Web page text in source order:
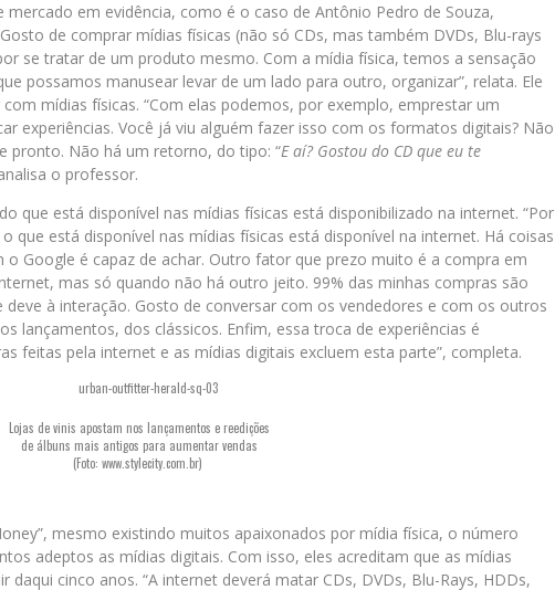
em evidência, como é o caso de Antônio Pedro de Souza,
de comprar mídias físicas (não só CDs, mas também DVDs, Blu-rays
se tratar de um produto mesmo. Com a mídia física, temos a sensação
que possamos manusear levar de um lado para outro, organizar”, relata. Ele
mídias físicas. “Com elas podemos, por exemplo, emprestar um
experiências. Você já viu alguém fazer isso com os formatos digitais? Não
pronto. Não há um retorno, do tipo: “E aí? Gostou do CD que eu te
o professor.
que está disponível nas mídias físicas está disponibilizado na internet. “Por
que está disponível nas mídias físicas está disponível na internet. Há coisas
Google é capaz de achar. Outro fator que prezo muito é a compra em
mas só quando não há outro jeito. 99% das minhas compras são
à interação. Gosto de conversar com os vendedores e com os outros
lançamentos, dos clássicos. Enfim, essa troca de experiências é
feitas pela internet e as mídias digitais excluem esta parte”, completa.
Lojas de vinis apostam nos lançamentos e reedições
de álbuns mais antigos para aumentar vendas
(Foto: www.stylecity.com.br)
mesmo existindo muitos apaixonados por mídia física, o número
adeptos as mídias digitais. Com isso, eles acreditam que as mídias
cinco anos. “A internet deverá matar CDs, DVDs, Blu-Rays, HDDs,